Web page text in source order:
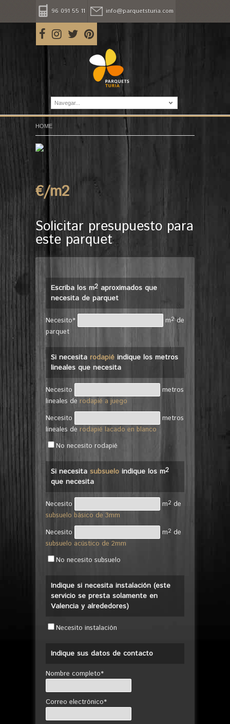
96 091 55 11 info@parquetsturia.com
Navegar...
HOME
€/m2
Solicitar presupuesto para
este parquet
Escriba los m2 aproximados que
necesita de parquet
Necesito* m2de
parquet
Si necesita rodapié indique los metros
lineales que necesita
Necesito
metros
lineales de rodapié a juego
Necesito
metros
lineales de rodapié lacado en blanco
No necesito rodapié
Si necesita subsuelo indique los m2
que necesita
Necesito m2 de
subsuelo básico de 3mm
Necesito
m2 de
subsuelo acústico de 2mm
No necesito subsuelo
Indique si necesita instalación (este
servicio se presta solamente en
Valencia y alrededores)
Necesito instalación
Indique sus datos de contacto
Nombre completo*
Correo electrónico*